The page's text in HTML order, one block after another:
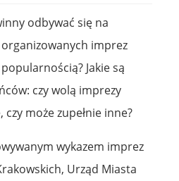
odbywać się na
organizowanych imprez
Jakie są
czy wolą imprezy
może zupełnie inne?
wykazem imprez
Urząd Miasta